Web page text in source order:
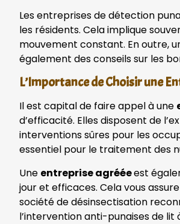
Les entreprises de détection
les résidents. Cela implique
mouvement constant. En outre,
également des conseils sur les
L’Importance de Choisir une
Il est capital de faire appel à une
d’efficacité. Elles disposent de
interventions sûres pour les
essentiel pour le traitement des
Une entreprise agrééeest
jour et efficaces. Cela vous
société de désinsectisation
l’intervention anti-punaises de lit